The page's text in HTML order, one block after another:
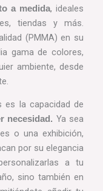
a medida, ideales
tiendas y más.
(PMMA) en su
gama de colores,
ambiente, desde
es la capacidad de
necesidad. Ya sea
o una exhibición,
por su elegancia
a tu
sino también en